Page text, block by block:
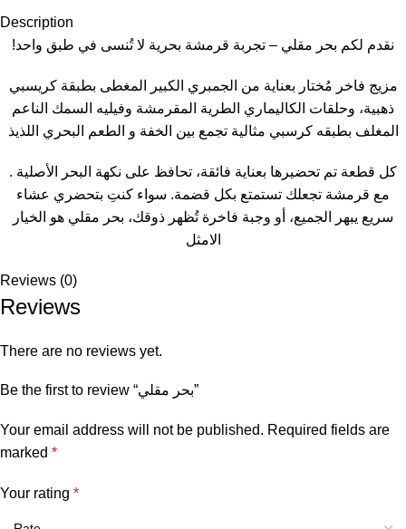
Description
!نقدم لكم بحر مقلي – تجربة قرمشة بحرية لا تُنسى في طبق واحد
مزيج فاخر مُختار بعناية من الجمبري الكبير المغطى بطبقة كريسبي
ذهبية، وحلقات الكاليماري الطرية المقرمشة وفيليه السمك الناعم
المغلف بطبقه كرسبي مثالية تجمع بين الخفة و الطعم البحري اللذيذ
. كل قطعة تم تحضيرها بعناية فائقة، تحافظ على نكهة البحر الأصلية
مع قرمشة تجعلك تستمتع بكل قضمة. سواء كنتِ بتحضري عشاء
سريع يبهر الجميع، أو وجبة فاخرة تُظهر ذوقك، بحر مقلي هو الخيار
الامثل
Reviews (0)
Reviews
There are no reviews yet.
Be the first to review “بحر مقلي”
Your email address will not be published. Required fields are
marked *
Your rating *